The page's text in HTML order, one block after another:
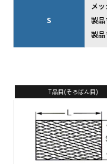
S
メ
製品
製品
T品目(そろばん目)